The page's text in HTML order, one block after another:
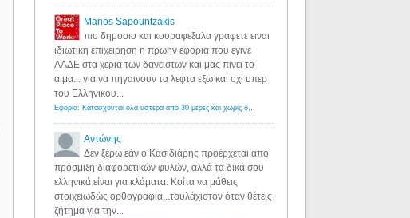
Manos Sapountzakis
πιο δημοσιο και κουραφεξαλα γραφετε ειναι
ιδιωτικη επιχειρηση η πρωην εφορια που εγινε
ΑΑΔΕ στα χερια των δανειστων και μας πινει το
αιμα... για να πηγαινουν τα λεφτα εξω και οχι υπερ
του Ελληνικου...
Εφορία: Κατάσχονται όλα ύστερα από 30 μέρες και χωρίς δικαστικές αποφάσεις - Λόγιος Ερμής
Αντώνης
Δεν ξέρω εάν ο Κασιδιάρης προέρχεται από
πρόσμιξη διαφορετικών φυλών, αλλά τα δικά σου
ελληνικά είναι για κλάματα. Κοίτα να μάθεις
στοιχειωδώς ορθογραφία...τουλάχιστον όταν θέτεις
ζήτημα για την...